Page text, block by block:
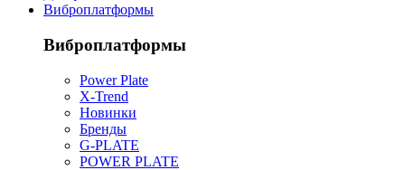
Виброплатформы
Виброплатформы
Power Plate
X-Trend
Новинки
Бренды
G-PLATE
POWER PLATE